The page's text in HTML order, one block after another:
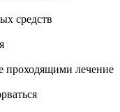
средств
проходящими лечение